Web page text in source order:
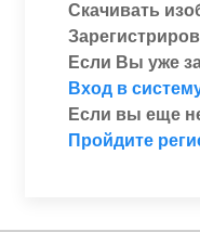
Скачивать
Если Вы уже
Вход в
Если вы еще
Пройдите